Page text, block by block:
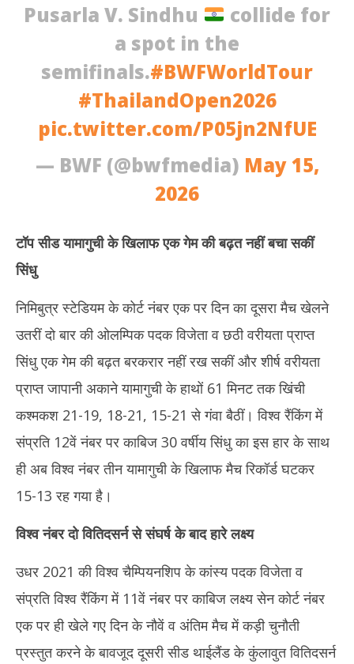
2026
Pusarla V. Sindhu
collide for
a spot in the
semifinals.#BWFWorldTour
#ThailandOpen2026
pic.twitter.com/P05jn2NfUE
— BWF (@bwfmedia) May 15,
2026
टॉप सीड यामागुची के खिलाफ एक गेम की बढ़त नहीं बचा सकीं
सिंधु
निमिबुत्र स्टेडियम के कोर्ट नंबर एक पर दिन का दूसरा मैच खेलने
उतरीं दो बार की ओलम्पिक पदक विजेता व छठी वरीयता प्राप्त
सिंधु एक गेम की बढ़त बरकरार नहीं रख सकीं और शीर्ष वरीयता
प्राप्त जापानी अकाने यामागुची के हाथों 61 मिनट तक खिंची
कश्मकश 21-19, 18-21, 15-21 से गंवा बैठीं। विश्व रैंकिंग में
संप्रति 12वें नंबर पर काबिज 30 वर्षीय सिंधु का इस हार के साथ
ही अब विश्व नंबर तीन यामागुची के खिलाफ मैच रिकॉर्ड घटकर
15-13 रह गया है।
विश्व नंबर दो वितिदसर्न से संघर्ष के बाद हारे लक्ष्य
उधर 2021 की विश्व चैम्पियनशिप के कांस्य पदक विजेता व
संप्रति विश्व रैंकिंग में 11वें नंबर पर काबिज लक्ष्य सेन कोर्ट नंबर
एक पर ही खेले गए दिन के नौवें व अंतिम मैच में कड़ी चुनौती
प्रस्तुत करने के बावजूद दूसरी सीड थाईलैंड के कुंलावुत वितिदसर्न